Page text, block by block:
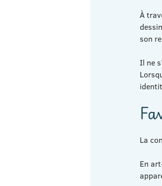
À
son
Il ne
La
En